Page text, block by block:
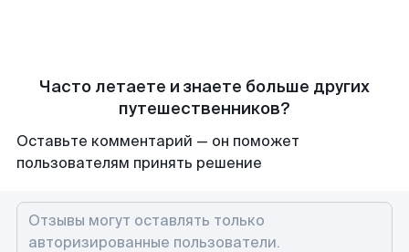
Часто летаете и знаете больше других
путешественников?
Оставьте комментарий — он поможет
пользователям принять решение